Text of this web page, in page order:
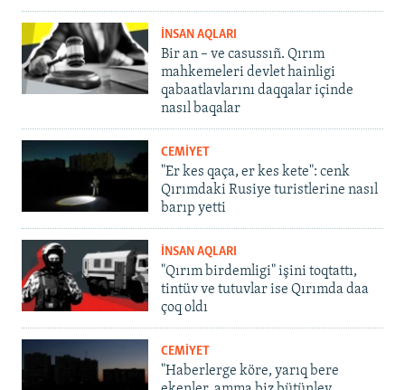
İNSAN AQLARI
Bir an – ve casussıñ. Qırım
mahkemeleri devlet hainligi
qabaatlavlarını daqqalar içinde
nasıl baqalar
CEMİYET
"Er kes qaça, er kes kete": cenk
Qırımdaki Rusiye turistlerine nasıl
barıp yetti
İNSAN AQLARI
"Qırım birdemligi" işini toqtattı,
tintüv ve tutuvlar ise Qırımda daa
çoq oldı
CEMİYET
"Haberlerge köre, yarıq bere